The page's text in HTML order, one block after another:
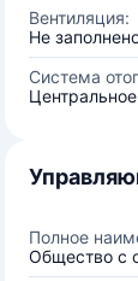
Вентиляция:
Не
Система
Центральное
Полное
Общество с